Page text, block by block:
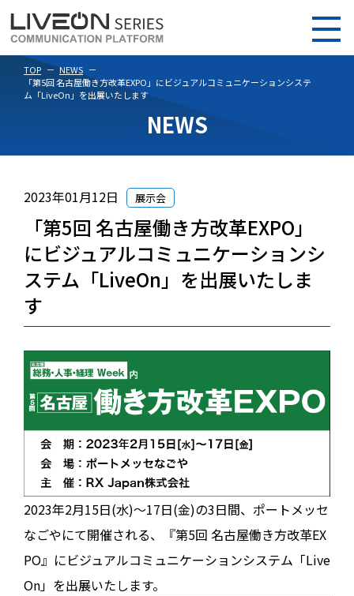
TOP
NEWS
「第5回 名古屋働き方改革EXPO」にビジュアルコミュニケーションシステ
ム「LiveOn」を出展いたします
NEWS
2023年01月12日 展示会
「第5回 名古屋働き方改革EXPO」
にビジュアルコミュニケーションシ
ステム「LiveOn」を出展いたしま
す
2023年2月15日(水)～17日(金)の3日間、ポートメッセ
なごやにて開催される、『第5回 名古屋働き方改革EX
PO』にビジュアルコミュニケーションシステム「Live
On」を出展いたします。